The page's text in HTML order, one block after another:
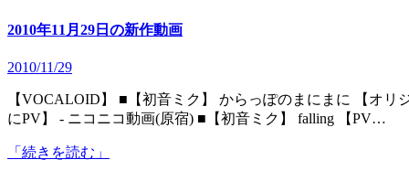
2010年11月29日の新作動画
2010/11/29
【VOCALOID】 ■【初音ミク】 からっぽのまにまに 【オリジナル】 ‐ ニコニコ動画(原宿) ■【巡音ルカ】ダスト【勝手
にPV】 ‐ ニコニコ動画(原宿) ■【初音ミク】 falling 【PV…
「続きを読む」